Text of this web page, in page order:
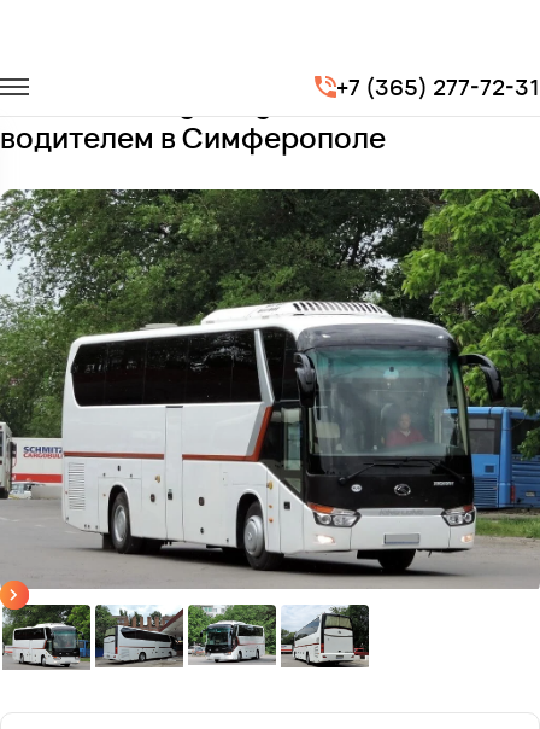
+7 (365) 277-72-31
King Long XMQ6129
Заказать King Long XMQ6129 с
водителем в Симферополе